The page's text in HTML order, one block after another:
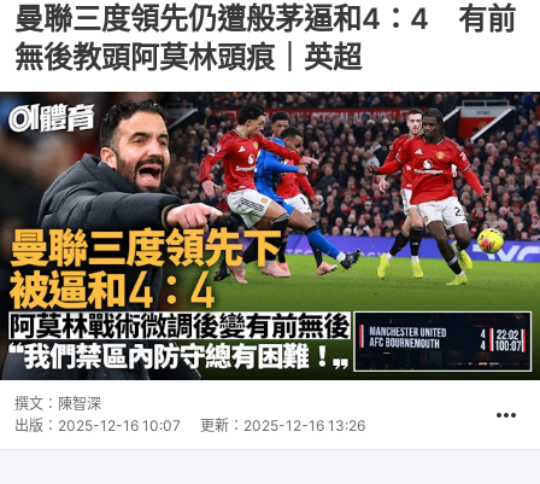
曼聯三度領先仍遭般茅逼和4：4 有前
無後教頭阿莫林頭痕｜英超
撰文： 陳智深
出版： 2025-12-16 10:07 更新： 2025-12-16 13:26